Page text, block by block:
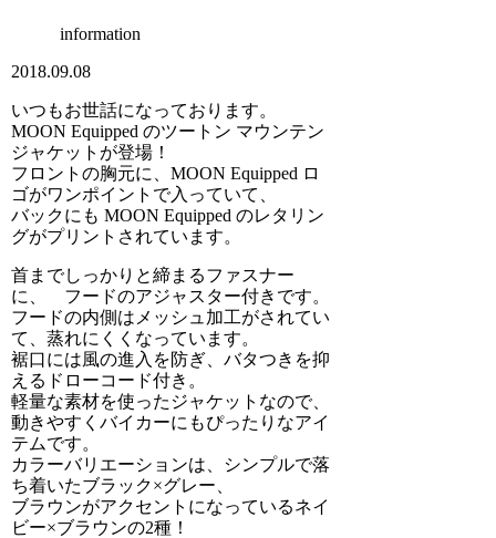
information
2018.09.08
いつもお世話になっております。
MOON Equipped のツートン マウンテン
ジャケットが登場！
フロントの胸元に、MOON Equipped ロ
ゴがワンポイントで入っていて、
バックにも MOON Equipped のレタリン
グがプリントされています。
首までしっかりと締まるファスナー
に、 フードのアジャスター付きです。
フードの内側はメッシュ加工がされてい
て、蒸れにくくなっています。
裾口には風の進入を防ぎ、バタつきを抑
えるドローコード付き。
軽量な素材を使ったジャケットなので、
動きやすくバイカーにもぴったりなアイ
テムです。
カラーバリエーションは、シンプルで落
ち着いたブラック×グレー、
ブラウンがアクセントになっているネイ
ビー×ブラウンの2種！